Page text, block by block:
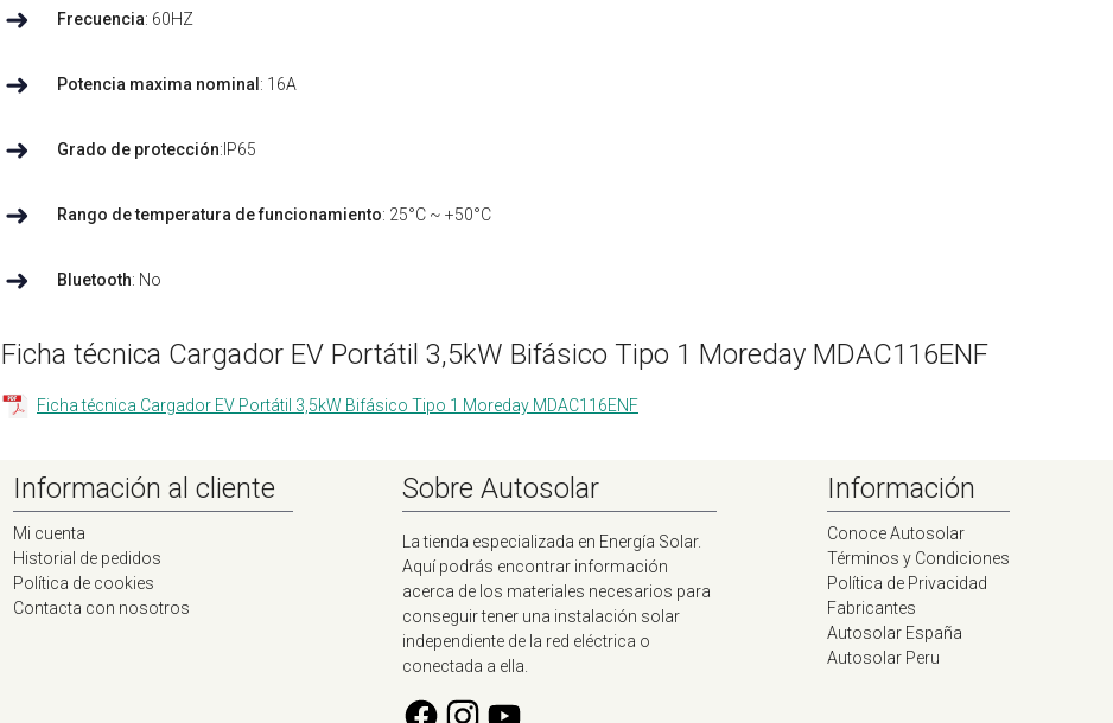
➜ Frecuencia: 60HZ
➜ Potencia maxima nominal : 16A
➜ Grado de protección:IP65
➜ Rango de temperatura de funcionamiento: 25°C ~ +50°C
➜ Bluetooth: No
Ficha técnica Cargador EV Portátil 3,5kW Bifásico Tipo 1 Moreday MDAC116ENF
Ficha técnica Cargador EV Portátil 3,5kW Bifásico Tipo 1 Moreday MDAC116ENF
Información al cliente
Mi cuenta
Historial de pedidos
Política de cookies
Contacta con nosotros
Sobre Autosolar
La tienda especializada en Energía Solar.
Aquí podrás encontrar información
acerca de los materiales necesarios para
conseguir tener una instalación solar
independiente de la red eléctrica o
conectada a ella.
Información
Conoce Autosolar
Términos y Condiciones
Política de Privacidad
Fabricantes
Autosolar España
Autosolar Peru